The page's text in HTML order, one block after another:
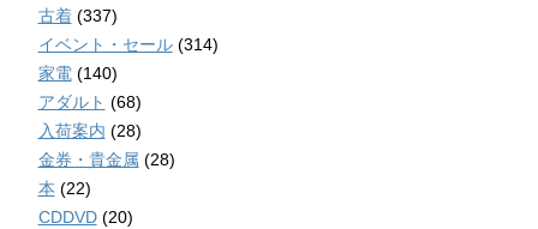
古着(337)
イベント・セール(314)
家電(140)
アダルト (68)
入荷案内 (28)
金券・貴金属 (28)
本 (22)
CDDVD(20)